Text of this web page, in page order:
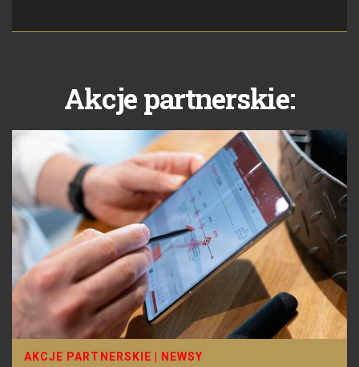
Akcje partnerskie:
AKCJE PARTNERSKIE
NEWSY